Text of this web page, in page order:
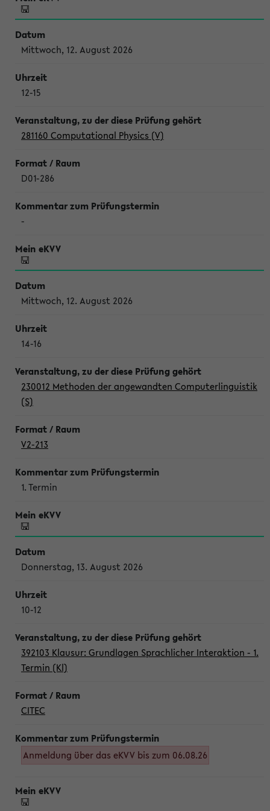
Mittwoch, 12. August 2026
12-15
281160 Computational Physics (V)
D01-286
-
Mittwoch, 12. August 2026
14-16
230012 Methoden der angewandten Computerlinguistik
(S)
V2-213
1. Termin
Donnerstag, 13. August 2026
10-12
392103 Klausur: Grundlagen Sprachlicher Interaktion - 1.
Termin (Kl)
CITEC
Anmeldung über das eKVV bis zum 06.08.26